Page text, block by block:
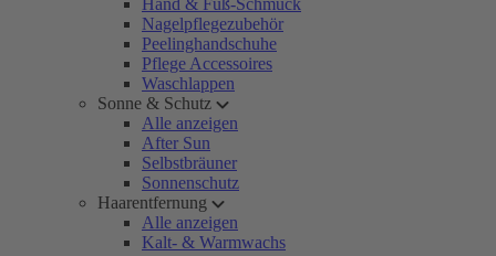
Hand & Fuß-Schmuck
Nagelpflegezubehör
Peelinghandschuhe
Pflege Accessoires
Waschlappen
Sonne & Schutz
Alle anzeigen
After Sun
Selbstbräuner
Sonnenschutz
Haarentfernung
Alle anzeigen
Kalt- & Warmwachs